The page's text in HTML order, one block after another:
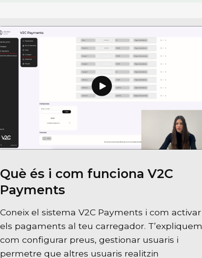
Què és i com funciona V2C
Payments
Coneix el sistema V2C Payments i com activar
els pagaments al teu carregador. T’expliquem
com configurar preus, gestionar usuaris i
permetre que altres usuaris realitzin